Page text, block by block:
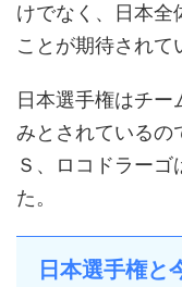
けでなく、日本全
ことが期待されて
日本選手権はチ
みとされているの
Ｓ、ロコドラー
た。
日本選手権と